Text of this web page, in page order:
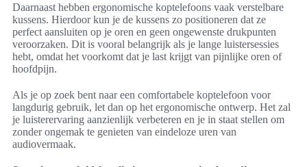
Daarnaast hebben ergonomische koptelefoons vaak verstelbare
kussens. Hierdoor kun je de kussens zo positioneren dat ze
perfect aansluiten op je oren en geen ongewenste drukpunten
veroorzaken. Dit is vooral belangrijk als je lange luistersessies
hebt, omdat het voorkomt dat je last krijgt van pijnlijke oren of
hoofdpijn.
Als je op zoek bent naar een comfortabele koptelefoon voor
langdurig gebruik, let dan op het ergonomische ontwerp. Het zal
je luisterervaring aanzienlijk verbeteren en je in staat stellen om
zonder ongemak te genieten van eindeloze uren van
audiovermaak.